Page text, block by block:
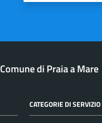
Comune di Praia a Mare
CATEGORIE DI SERVIZIO